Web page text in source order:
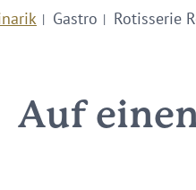
Gastro Rotisserie
Auf